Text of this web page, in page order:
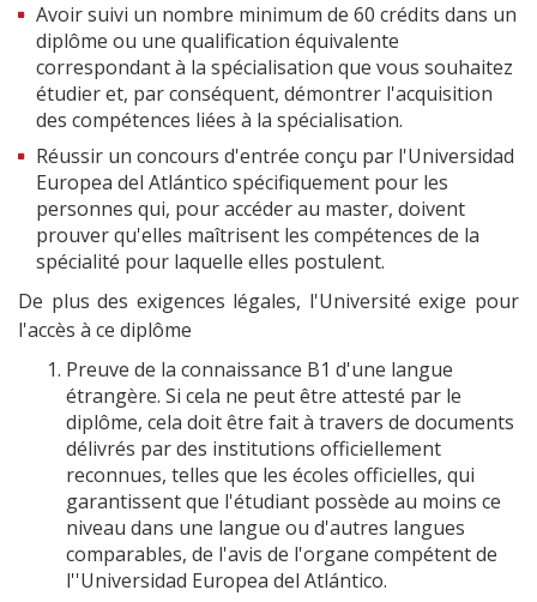
Avoir suivi un nombre minimum de 60 crédits dans un
diplôme ou une qualification équivalente
correspondant à la spécialisation que vous souhaitez
étudier et, par conséquent, démontrer l'acquisition
des compétences liées à la spécialisation.
Réussir un concours d'entrée conçu par l'Universidad
Europea del Atlántico spécifiquement pour les
personnes qui, pour accéder au master, doivent
prouver qu'elles maîtrisent les compétences de la
spécialité pour laquelle elles postulent.
De plus des exigences légales, l'Université exige pour
l'accès à ce diplôme
Preuve de la connaissance B1 d'une langue
étrangère. Si cela ne peut être attesté par le
diplôme, cela doit être fait à travers de documents
délivrés par des institutions officiellement
reconnues, telles que les écoles officielles, qui
garantissent que l'étudiant possède au moins ce
niveau dans une langue ou d'autres langues
comparables, de l'avis de l'organe compétent de
l''Universidad Europea del Atlántico.